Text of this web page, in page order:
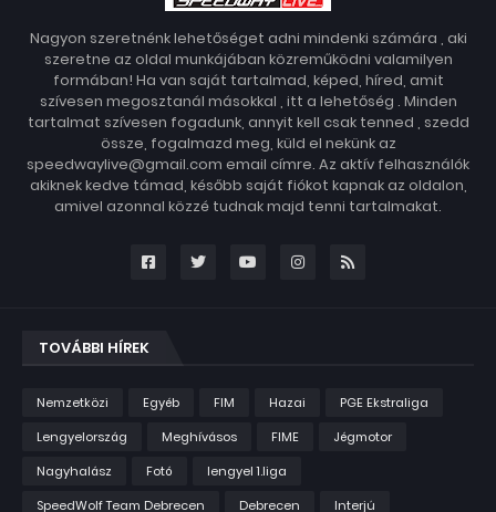
Nagyon szeretnénk lehetőséget adni mindenki számára , aki
szeretne az oldal munkájában közreműködni valamilyen
formában! Ha van saját tartalmad, képed, híred, amit
szívesen megosztanál másokkal , itt a lehetőség . Minden
tartalmat szívesen fogadunk, annyit kell csak tenned , szedd
össze, fogalmazd meg, küld el nekünk az
speedwaylive@gmail.com email címre. Az aktív felhasználók
akiknek kedve támad, később saját fiókot kapnak az oldalon,
amivel azonnal közzé tudnak majd tenni tartalmakat.
TOVÁBBI HÍREK
Nemzetközi Egyéb FIM Hazai
PGE Ekstraliga
Lengyelország
Meghívásos FIME
Jégmotor
Nagyhalász
Fotó
lengyel 1.liga
SpeedWolf Team Debrecen
Debrecen
Interjú